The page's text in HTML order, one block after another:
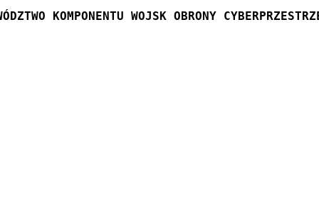
KOMPONENTU WOJSK OBRONY